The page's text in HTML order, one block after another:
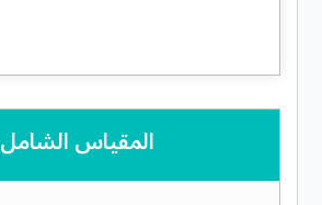
المقياس الشامل